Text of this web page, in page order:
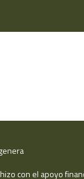
con el apoyo